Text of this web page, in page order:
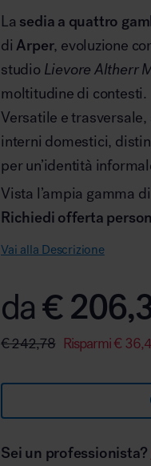
La sedia a quattro
diArper, evoluzione
studio Lievore Altherr
moltitudine di contesti.
Versatile e
interni domestici,
per un’identità
Vista l’ampia gamma
Richiedi offerta
Vai alla Descrizione
da€
€242,78 Risparmi€
Sei un professionista?